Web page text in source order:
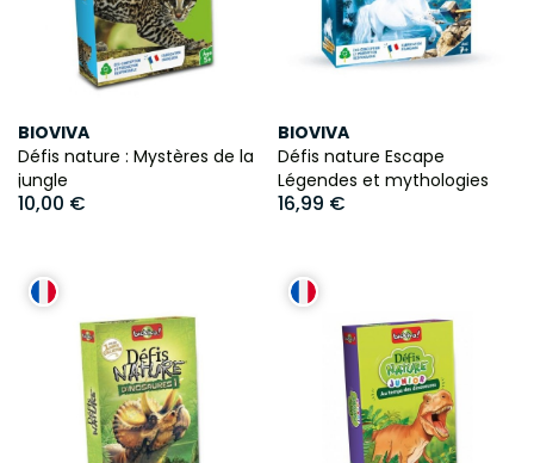
BIOVIVA
Défis nature : Mystères de la
jungle
10,00 €
BIOVIVA
Défis nature Escape
Légendes et mythologies
16,99 €